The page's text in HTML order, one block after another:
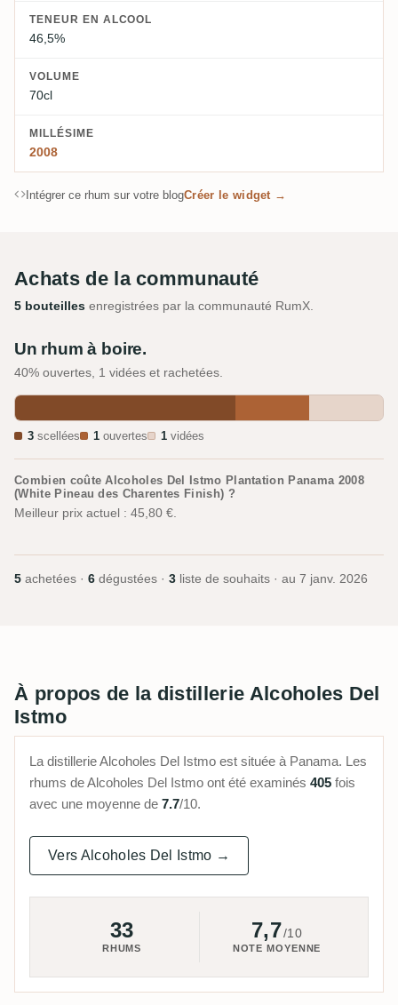
TENEUR EN ALCOOL
46,5%
VOLUME
70cl
MILLÉSIME
2008
Intégrer ce rhum sur votre blogCréer le widget →
Achats de la communauté
5 bouteilles enregistrées par la communauté RumX.
Un rhum à boire.
40% ouvertes, 1 vidées et rachetées.
3 scellées 1 ouvertes 1 vidées
Combien coûte Alcoholes Del Istmo Plantation Panama 2008
(White Pineau des Charentes Finish) ?
Meilleur prix actuel : 45,80 €.
5 achetées · 6 dégustées · 3 liste de souhaits · au 7 janv. 2026
À propos de la distillerie Alcoholes Del
Istmo
La distillerie Alcoholes Del Istmo est située à Panama. Les
rhums de Alcoholes Del Istmo ont été examinés 405 fois
avec une moyenne de 7.7/10.
Vers Alcoholes Del Istmo →
33
RHUMS
7,7/10
NOTE MOYENNE